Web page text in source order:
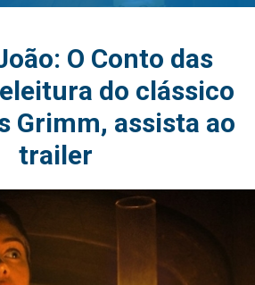
O Conto das
do clássico
Grimm, assista ao
trailer